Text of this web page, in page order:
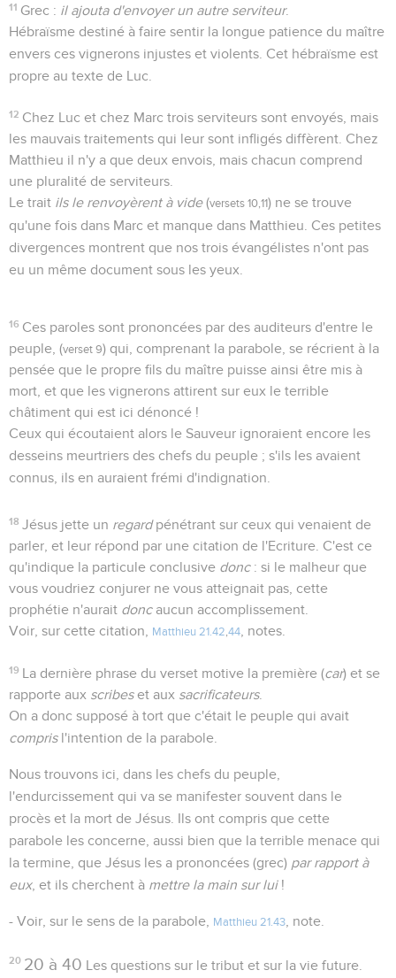
11 Grec : il ajouta d'envoyer un autre serviteur.
Hébraïsme destiné à faire sentir la longue patience du maître
envers ces vignerons injustes et violents. Cet hébraïsme est
propre au texte de Luc.
12 Chez Luc et chez Marc trois serviteurs sont envoyés, mais
les mauvais traitements qui leur sont infligés diffèrent. Chez
Matthieu il n'y a que deux envois, mais chacun comprend
une pluralité de serviteurs.
Le trait ils le renvoyèrent à vide(versets 10,11) ne se trouve
qu'une fois dans Marc et manque dans Matthieu. Ces petites
divergences montrent que nos trois évangélistes n'ont pas
eu un même document sous les yeux.
16 Ces paroles sont prononcées par des auditeurs d'entre le
peuple, (verset 9) qui, comprenant la parabole, se récrient à la
pensée que le propre fils du maître puisse ainsi être mis à
mort, et que les vignerons attirent sur eux le terrible
châtiment qui est ici dénoncé !
Ceux qui écoutaient alors le Sauveur ignoraient encore les
desseins meurtriers des chefs du peuple ; s'ils les avaient
connus, ils en auraient frémi d'indignation.
18 Jésus jette un regardpénétrant sur ceux qui venaient de
parler, et leur répond par une citation de l'Ecriture. C'est ce
qu'indique la particule conclusive donc: si le malheur que
vous voudriez conjurer ne vous atteignait pas, cette
prophétie n'aurait doncaucun accomplissement.
Voir, sur cette citation,
Matthieu 21.42 44 , notes.
19 La dernière phrase du verset motive la première (car) et se
rapporte aux scribeset aux sacrificateurs.
On a donc supposé à tort que c'était le peuple qui avait
comprisl'intention de la parabole.
Nous trouvons ici, dans les chefs du peuple,
l'endurcissement qui va se manifester souvent dans le
procès et la mort de Jésus. Ils ont compris que cette
parabole les concerne, aussi bien que la terrible menace qui
la termine, que Jésus les a prononcées (grec) par rapport à
eux, et ils cherchent à mettre la main sur lui!
- Voir, sur le sens de la parabole, Matthieu 21.43 , note.
20 20 à 40 Les questions sur le tribut et sur la vie future.